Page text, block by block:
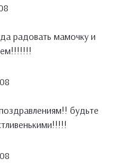
радовать мамочку и
будьте